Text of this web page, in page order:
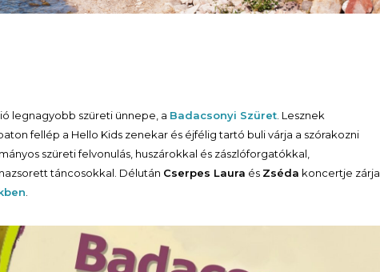
legnagyobb szüreti ünnepe, a Badacsonyi Szüret . Lesznek
fellép a Hello Kids zenekar és éjfélig tartó buli várja a szórakozni
szüreti felvonulás, huszárokkal és zászlóforgatókkal,
táncosokkal. Délután Cserpes Laura és Zséda koncertje zárja